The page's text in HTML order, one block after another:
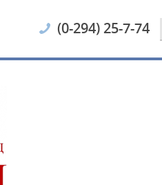
(0-294) 25-7-74